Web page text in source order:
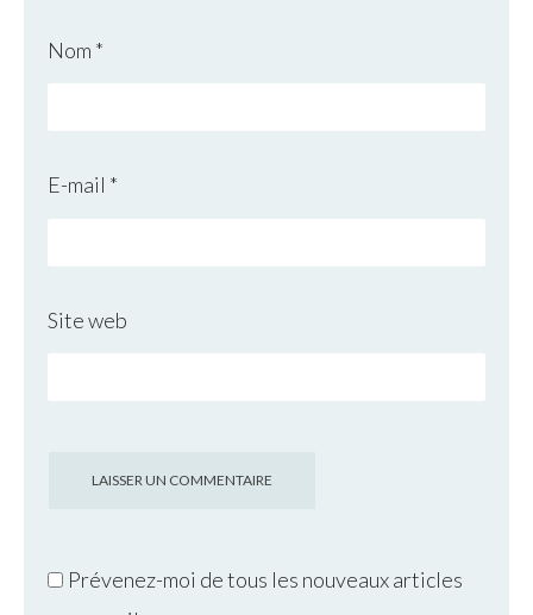
Nom *
E-mail *
Site web
Prévenez-moi de tous les nouveaux articles